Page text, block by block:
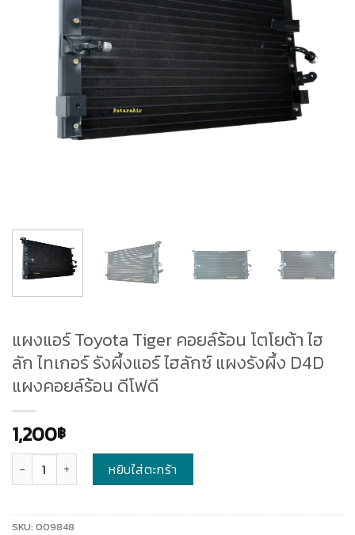
แผงแอร์ Toyota Tiger คอยล์ร้อน โตโยต้า ไฮ
ลัก ไทเกอร์ รังผึ้งแอร์ ไฮลักซ์ แผงรังผึ้ง D4D
แผงคอยล์ร้อน ดีโฟดี
1,200฿
หยิบใส่ตะกร้า
SKU: 009848